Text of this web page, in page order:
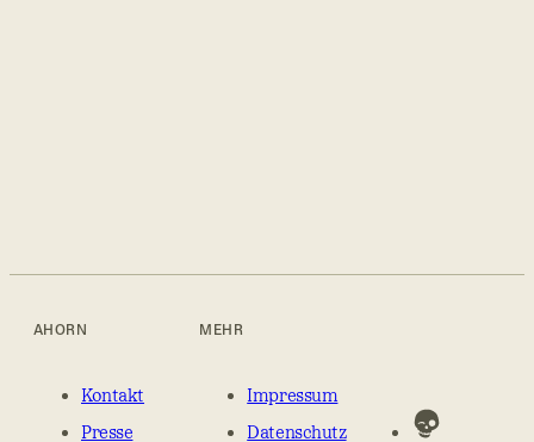
AHORN
Kontakt
Presse
MEHR
Impressum
Datenschutz